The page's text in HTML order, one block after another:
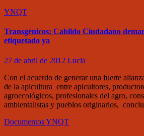
YNQT
Transgénicos: Cabildo Ciudadano
etiquetado ya
27 de abril de 2012 Lucia
Con el acuerdo de generar una fuerte
de la apicultura entre apicultores,
agroecológicos, profesionales del agro,
ambientalistas y pueblos originarios,
DocumentosYNQT